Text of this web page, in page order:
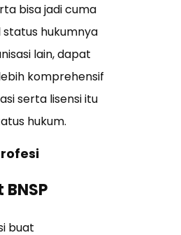
bisa jadi cuma
hukumnya
lain, dapat
komprehensif
serta lisensi itu
hukum.
buat